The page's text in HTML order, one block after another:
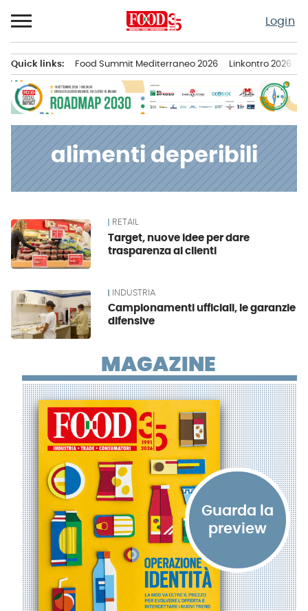
al
contenuto
Login
principale
Quick links: Food Summit Mediterraneo 2026 Linkontro 2026
alimenti deperibili
News RETAIL
Target, nuove idee per dare
trasparenza ai clienti
INDUSTRIA
Campionamenti ufficiali, le garanzie
difensive
MAGAZINE